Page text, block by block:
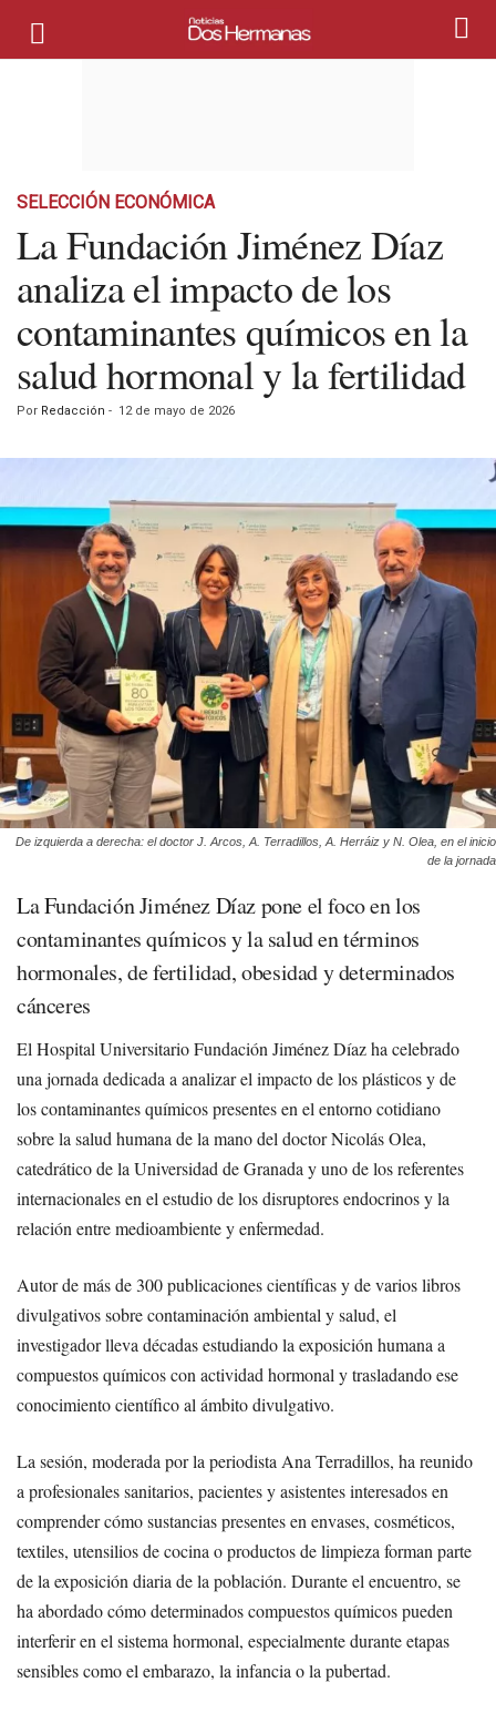
SELECCIÓN ECONÓMICA
La Fundación Jiménez Díaz
analiza el impacto de los
contaminantes químicos en la
salud hormonal y la fertilidad
Por Redacción - 12 de mayo de 2026
De izquierda a derecha: el doctor J. Arcos, A. Terradillos, A. Herráiz y N. Olea, en el inicio
de la jornada
La Fundación Jiménez Díaz pone el foco en los
contaminantes químicos y la salud en términos
hormonales, de fertilidad, obesidad y determinados
cánceres
El Hospital Universitario Fundación Jiménez Díaz ha celebrado
una jornada dedicada a analizar el impacto de los plásticos y de
los contaminantes químicos presentes en el entorno cotidiano
sobre la salud humana de la mano del doctor Nicolás Olea,
catedrático de la Universidad de Granada y uno de los referentes
internacionales en el estudio de los disruptores endocrinos y la
relación entre medioambiente y enfermedad.
Autor de más de 300 publicaciones científicas y de varios libros
divulgativos sobre contaminación ambiental y salud, el
investigador lleva décadas estudiando la exposición humana a
compuestos químicos con actividad hormonal y trasladando ese
conocimiento científico al ámbito divulgativo.
La sesión, moderada por la periodista Ana Terradillos, ha reunido
a profesionales sanitarios, pacientes y asistentes interesados en
comprender cómo sustancias presentes en envases, cosméticos,
textiles, utensilios de cocina o productos de limpieza forman parte
de la exposición diaria de la población. Durante el encuentro, se
ha abordado cómo determinados compuestos químicos pueden
interferir en el sistema hormonal, especialmente durante etapas
sensibles como el embarazo, la infancia o la pubertad.